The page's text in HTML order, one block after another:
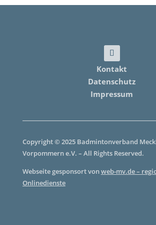
Kontakt
Datenschutz
Impressum
Copyright © 2025 Badmintonverband
Vorpommern e.V. – All Rights Reserved.
Webseite gesponsort vonweb-mv.de –
Onlinedienste